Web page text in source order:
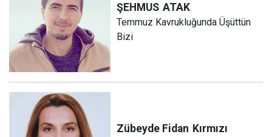
ŞEHMUS ATAK
Temmuz Kavrukluğunda Üşüttün
Bizi
Zübeyde Fidan Kırmızı